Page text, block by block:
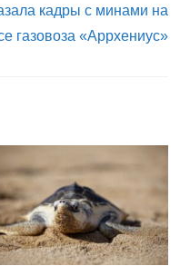
кадры с минами на
газовоза «Аррхениус»